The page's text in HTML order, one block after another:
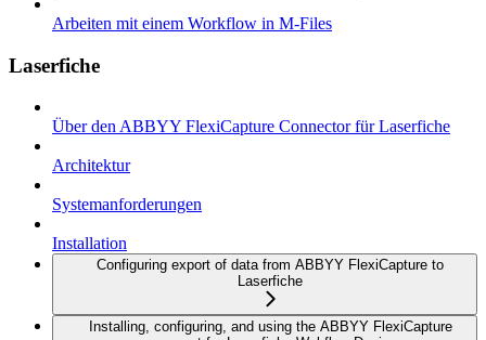
Arbeiten mit einem Workflow in M-Files
Laserfiche
Über den ABBYY FlexiCapture Connector für Laserfiche
Architektur
Systemanforderungen
Installation
Configuring export of data from ABBYY FlexiCapture to
Laserfiche
Installing, configuring, and using the ABBYY FlexiCapture